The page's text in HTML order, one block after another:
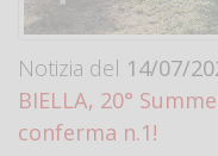
Notizia del 14/07/
BIELLA, 20°
conferma n.1!